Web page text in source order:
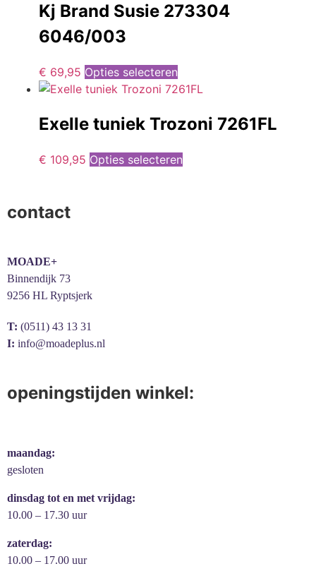
Kj Brand Susie 273304
6046/003
€ 69,95 Opties selecteren
Exelle tuniek Trozoni 7261FL
€ 109,95 Opties selecteren
contact
MOADE+
Binnendijk 73
9256 HL Ryptsjerk
T: (0511) 43 13 31
I: info@moadeplus.nl
openingstijden winkel:
maandag:
gesloten
dinsdag tot en met vrijdag:
10.00 – 17.30 uur
zaterdag:
10.00 – 17.00 uur